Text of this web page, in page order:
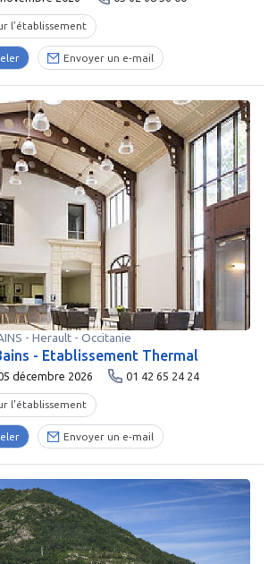
l’établissement
Envoyer un e-mail
- Herault- Occitanie
- Etablissement Thermal
décembre 2026 01 42 65 24 24
l’établissement
Envoyer un e-mail